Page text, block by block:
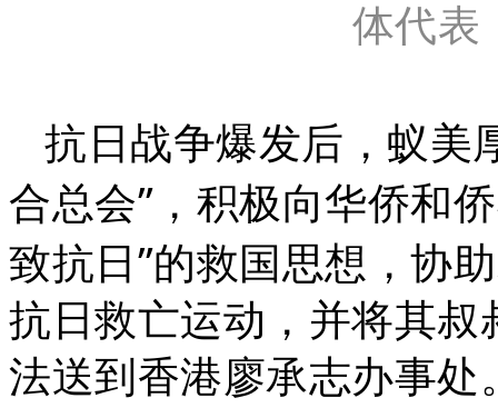
体代表
抗日战争爆发后，蚁美
合总会” ，积极向华侨和
致抗日 ”的救国思想，协
抗日救亡运动，并将其
法送到香港廖承志办事